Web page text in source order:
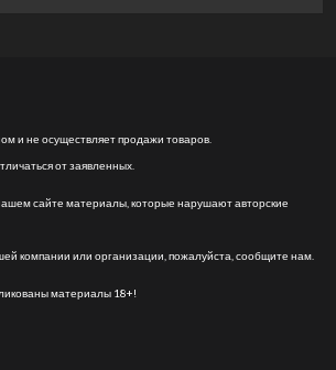
и не осуществляет продажи товаров.
от заявленных.
сайте материалы, которые нарушают авторские
компании или организации, пожалуйста, сообщите нам.
материалы 18+!